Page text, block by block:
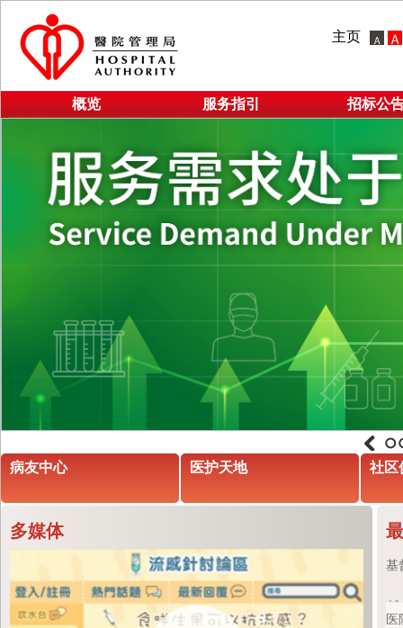
主页
概览 服务指引 招标公
1
病友中心 医护天地 社区
多媒体
基
医